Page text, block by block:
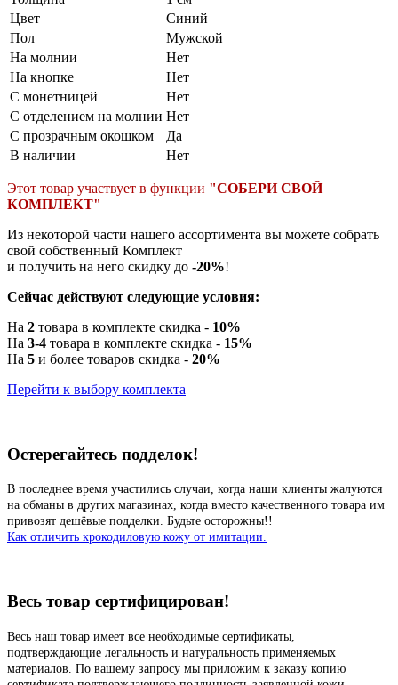
Цвет
Синий
Пол
Мужской
На молнии
Нет
На кнопке
Нет
С монетницей
Нет
С отделением на молнии Нет
С прозрачным окошком
Да
В наличии
Нет
Этот товар участвует в функции "СОБЕРИ СВОЙ
КОМПЛЕКТ"
Из некоторой части нашего ассортимента вы можете собрать
свой собственный Комплект
и получить на него скидку до -20%!
Сейчас действуют следующие условия:
На 2 товара в комплекте скидка - 10%
На 3-4 товара в комплекте скидка - 15%
На 5 и более товаров скидка - 20%
Перейти к выбору комплекта
Остерегайтесь подделок!
В последнее время участились случаи, когда наши клиенты жалуются
на обманы в других магазинах, когда вместо качественного товара им
привозят дешёвые подделки. Будьте осторожны!!
Как отличить крокодиловую кожу от имитации.
Весь товар сертифицирован!
Весь наш товар имеет все необходимые сертификаты,
подтверждающие легальность и натуральность применяемых
материалов. По вашему запросу мы приложим к заказу копию